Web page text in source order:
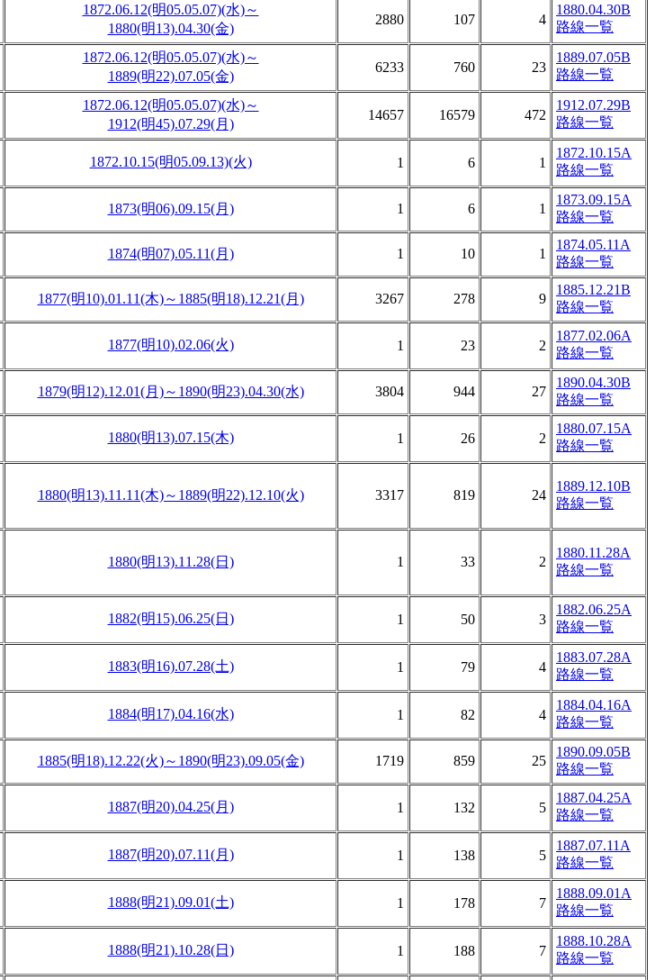
1872.06.12(明05.05.07)(水)～
1880(明13).04.30(金)
2880 107 4
1880.04.30B
路線一覧
1872.06.12(明05.05.07)(水)～
1889(明22).07.05(金)
6233 760 23
1889.07.05B
路線一覧
1872.06.12(明05.05.07)(水)～
1912(明45).07.29(月)
14657 16579 472
1912.07.29B
路線一覧
1872.10.15(明05.09.13)(火) 1 6 1
1872.10.15A
路線一覧
1873(明06).09.15(月) 1 6 1
1873.09.15A
路線一覧
1874(明07).05.11(月) 1 10 1
1874.05.11A
路線一覧
1877(明10).01.11(木)～1885(明18).12.21(月) 3267 278 9
1885.12.21B
路線一覧
1877(明10).02.06(火) 1 23 2
1877.02.06A
路線一覧
1879(明12).12.01(月)～1890(明23).04.30(水) 3804 944 27
1890.04.30B
路線一覧
1880(明13).07.15(木) 1 26 2
1880.07.15A
路線一覧
1880(明13).11.11(木)～1889(明22).12.10(火) 3317 819 24
1889.12.10B
路線一覧
1880(明13).11.28(日) 1 33 2
1880.11.28A
路線一覧
1882(明15).06.25(日) 1 50 3
1882.06.25A
路線一覧
1883(明16).07.28(土) 1 79 4
1883.07.28A
路線一覧
1884(明17).04.16(水) 1 82 4
1884.04.16A
路線一覧
1885(明18).12.22(火)～1890(明23).09.05(金) 1719 859 25
1890.09.05B
路線一覧
1887(明20).04.25(月) 1 132 5
1887.04.25A
路線一覧
1887(明20).07.11(月) 1 138 5
1887.07.11A
路線一覧
1888(明21).09.01(土) 1 178 7
1888.09.01A
路線一覧
1888(明21).10.28(日) 1 188 7
1888.10.28A
路線一覧